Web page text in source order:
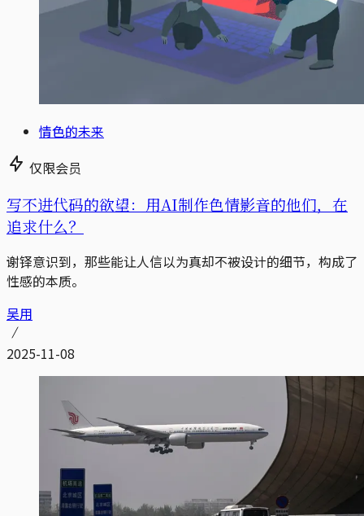
情色的未来
仅限会员
写不进代码的欲望：用AI制作色情影音的他们，在
追求什么？
谢铎意识到，那些能让人信以为真却不被设计的细节，构成了
性感的本质。
吴用
2025-11-08